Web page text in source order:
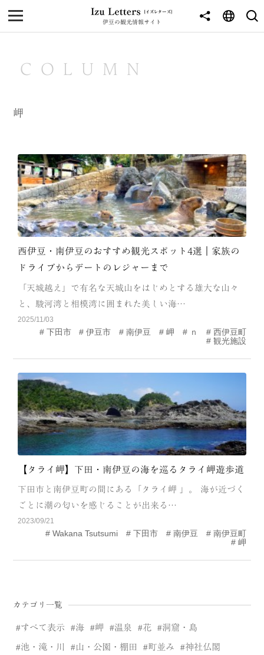
伊豆の観光情報サイト
MENU
NEWS
JOURNEY
西伊豆
南伊豆
北伊豆
中伊豆
CATEGORY
岬
花
町並み
動物と触れ合える場所 カフェ・スイーツ
神社仏閣 食
体験 宿
ABOUT
ACCESS
COLUMN
岬
西伊豆・南伊豆のおすすめ観光スポット4選｜家族の
ドライブからデートのレジャーまで
「天城越え」で有名な天城山をはじめとする雄大な山々
と、駿河湾と相模湾に囲まれた美しい海…
2025/11/03
下田市 伊豆市 南伊豆 岬 ｎ
西伊豆町
観光施設
【タライ岬】下田・南伊豆の海を巡るタライ岬遊歩道
下田市と南伊豆町の間にある「タライ岬 」。 海が近づく
ごとに潮の匂いを感じることが出来る…
2023/09/21
Wakana Tsutsumi 下田市 南伊豆
南伊豆町
岬
カテゴリ一覧
すべて表示 海 岬 温泉 花 洞窟・島
池・滝・川 山・公園・棚田 町並み 神社仏閣